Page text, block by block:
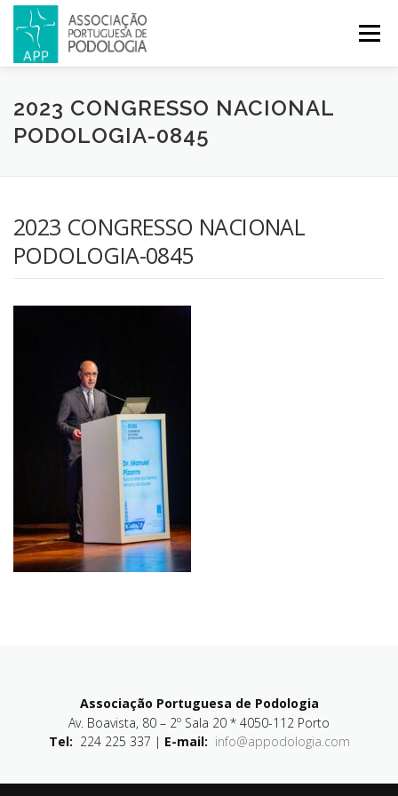
Menu
APP PODOLOGIA LICENCIATURA EM PODOLOGIA
CONGRESSOS REVISTA CONTACTOS
2023 CONGRESSO NACIONAL
PODOLOGIA-0845
2023 CONGRESSO NACIONAL
PODOLOGIA-0845
Associação Portuguesa de Podologia
Av. Boavista, 80 – 2º Sala 20 * 4050-112 Porto
Tel: 224 225 337 | E-mail: info@appodologia.com